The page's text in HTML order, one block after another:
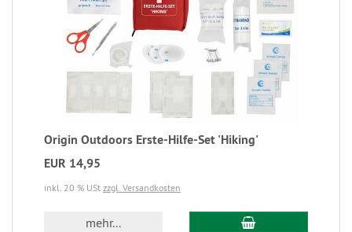
Origin Outdoors Erste-Hilfe-Set 'Hiking'
EUR 14,95
inkl. 20 % USt zzgl. Versandkosten
mehr...